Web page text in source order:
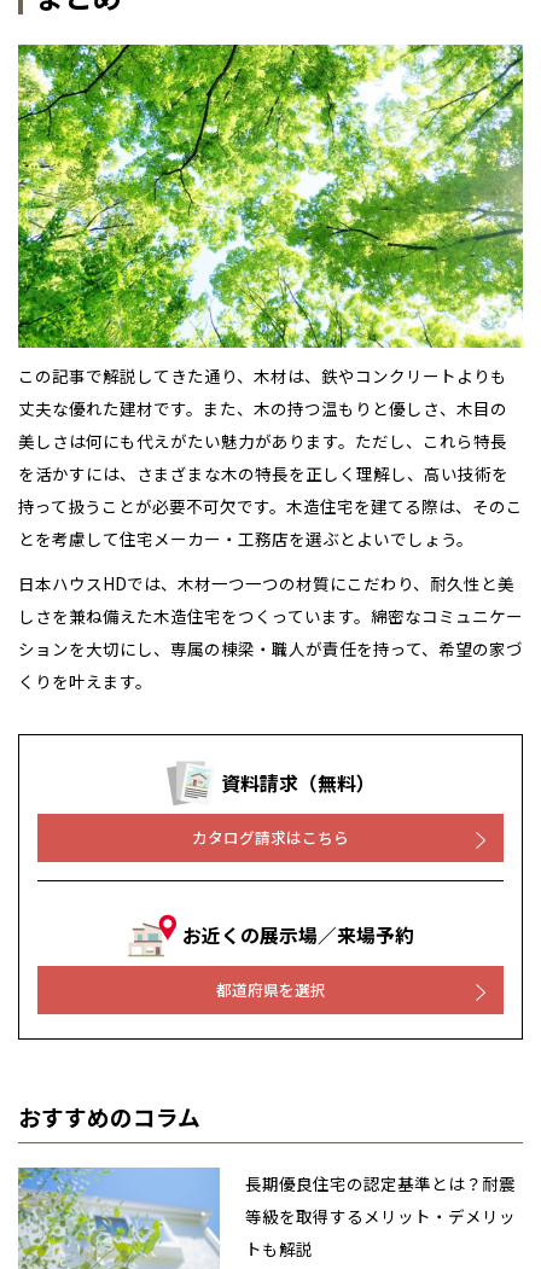
この記事で解説してきた通り、木材は、鉄やコンクリートよりも
丈夫な優れた建材です。また、木の持つ温もりと優しさ、木目の
美しさは何にも代えがたい魅力があります。ただし、これら特長
を活かすには、さまざまな木の特長を正しく理解し、高い技術を
持って扱うことが必要不可欠です。木造住宅を建てる際は、そのこ
とを考慮して住宅メーカー・工務店を選ぶとよいでしょう。
日本ハウスHDでは、木材一つ一つの材質にこだわり、耐久性と美
しさを兼ね備えた木造住宅をつくっています。綿密なコミュニケー
ションを大切にし、専属の棟梁・職人が責任を持って、希望の家づ
くりを叶えます。
資料請求（無料）
カタログ請求はこちら
お近くの展示場／来場予約
都道府県を選択
おすすめのコラム
長期優良住宅の認定基準とは？耐震
等級を取得するメリット・デメリッ
トも解説